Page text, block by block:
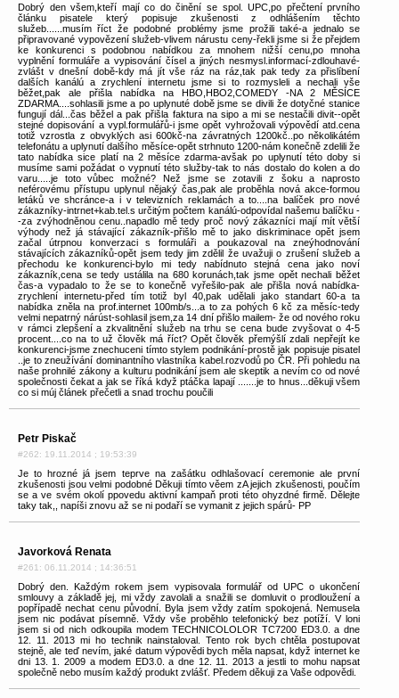
Dobrý den všem,kteří mají co do činění se spol. UPC,po přečtení prvního
článku pisatele který popisuje zkušenosti z odhlášením těchto
služeb......musím říct že podobné problémy jsme prožili také-a jednalo se
připravované vypovězení služeb-vlivem nárustu ceny-řekli jsme si že přejdem
ke konkurenci s podobnou nabídkou za mnohem nižší cenu,po mnoha
vyplnění formuláře a vypisování čísel a jiných nesmysl.informací-zdlouhavé-
zvlášt v dnešní době-kdy má jít vše ráz na ráz,tak pak tedy za přislíbení
dalších kanálú a zrychlení internetu jsme si to rozmysleli a nechali vše
běžet,pak ale přišla nabídka na HBO,HBO2,COMEDY -NA 2 MĚSÍCE
ZDARMA....sohlasili jsme a po uplynuté době jsme se divili že dotyčné stanice
fungují dál...čas běžel a pak přišla faktura na sipo a mi se nestačili divit--opět
stejné dopisování a vypl.formulářů-i jsme opět vyhrožovali výpovědí atd.cena
totiž vzrostla z obvyklých asi 600kč-na závratných 1200kč..po několikátém
telefonátu a uplynutí dalšího měsíce-opět strhnuto 1200-nám konečně zdelili že
tato nabídka sice platí na 2 měsíce zdarma-avšak po uplynutí této doby si
musíme sami požádat o vypnutí této služby-tak to nás dostalo do kolen a do
varu.....je toto vůbec možné? Než jsme se zotavili z šoku a naprosto
neférovému přístupu uplynul nějaký čas,pak ale proběhla nová akce-formou
letáků ve shcránce-a i v televizních reklamách a to....na balíček pro nové
zákazníky-intrnet+kab.tel.s určitým počtem kanálú-odpovídal našemu balíčku -
-za zvýhodněnou cenu..napadlo mě tedy proč nový zákazníci mají mít větší
výhody než já stávající zákazník-přišlo mě to jako diskriminace opět jsem
začal útrpnou konverzaci s formuláři a poukazoval na zneýhodnování
stávajících zákazníků-opět jsem tedy jim zdělil že uvažuji o zrušení služeb a
přechodu ke konkurenci-bylo mi tedy nabídnuto stejná cena jako noví
zákazník,cena se tedy ustálila na 680 korunách,tak jsme opět nechali běžet
čas-a vypadalo to že se to konečně vyřešilo-pak ale přišla nová nabídka-
zrychlení internetu-před tím totiž byl 40,pak udělali jako standart 60-a ta
nabídka zněla na prof.internet 100mb/s...a to za pohých 6 kč za měsíc-tedy
velmi nepatrný nárúst-sohlasil jsem,za 14 dní přišlo mailem- že od nového roku
v rámci zlepšení a zkvalitnění služeb na trhu se cena bude zvyšovat o 4-5
procent....co na to už člověk má říct? Opět člověk přemýšlí zdali nepřejít ke
konkurenci-jsme znechuceni tímto stylem podnikání-prostě jak popisuje pisatel
..je to zneužívání dominantního vlastníka kabel.rozvodů po ČR. Při pohledu na
naše prohnilé zákony a kulturu podnikání jsem ale skeptik a nevím co od nové
společnosti čekat a jak se říká když ptáčka lapají .......je to hnus...děkuji všem
co si múj článek přečetli a snad trochu poučili
Petr Piskač
#262: 19.11.2014 ; 19:53:39
Je to hrozné já jsem teprve na zašátku odhlašovací ceremonie ale první
zkušenosti jsou velmi podobné Děkuji tímto věem zA jejich zkušenosti, poučím
se a ve svém okolí ppovedu aktivní kampaň proti této ohyzdné firmě. Dělejte
taky tak,, napíši znovu až se ni podaří se vymanit z jejich spárů- PP
Javorková Renata
#261: 06.11.2014 ; 14:36:51
Dobrý den. Každým rokem jsem vypisovala formulář od UPC o ukončení
smlouvy a základě jej, mi vždy zavolali a snažili se domluvit o prodloužení a
popřípadě nechat cenu původní. Byla jsem vždy zatím spokojená. Nemusela
jsem nic podávat písemně. Vždy vše proběhlo telefonický bez potíží. V loni
jsem si od nich odkoupila modem TECHNICOLOLOR TC7200 ED3.0. a dne
12. 11. 2013 mi ho technik nainstaloval. Tento rok bych chtěla postupovat
stejně, ale teď nevím, jaké datum výpovědi bych měla napsat, když internet ke
dni 13. 1. 2009 a modem ED3.0. a dne 12. 11. 2013 a jestli to mohu napsat
společně nebo musím každý produkt zvlášť. Předem děkuji za Vaše odpovědi.